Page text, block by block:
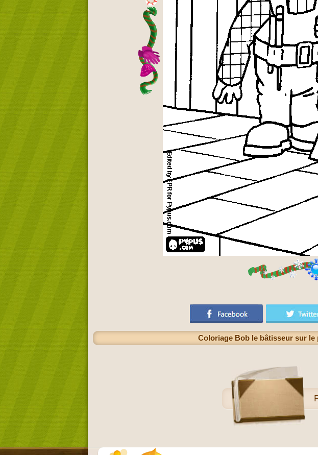
Coloriage Bob le bâtisseur sur le